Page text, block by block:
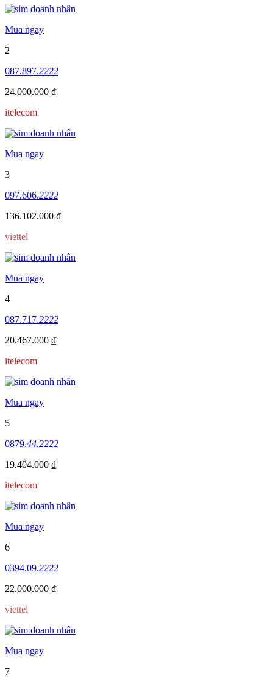
Mua ngay
2
087.897.2222
24.000.000 ₫
itelecom
Mua ngay
3
097.606.2222
136.102.000 ₫
viettel
Mua ngay
4
087.717.2222
20.467.000 ₫
itelecom
Mua ngay
5
0879.44.2222
19.404.000 ₫
itelecom
Mua ngay
6
0394.09.2222
22.000.000 ₫
viettel
Mua ngay
7